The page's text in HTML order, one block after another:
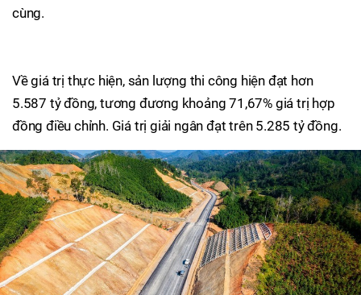
cùng.
Về giá trị thực hiện, sản lượng thi công hiện đạt hơn
5.587 tỷ đồng, tương đương khoảng 71,67% giá trị hợp
đồng điều chỉnh. Giá trị giải ngân đạt trên 5.285 tỷ đồng.